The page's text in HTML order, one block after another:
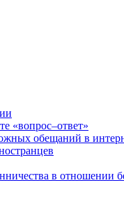
«вопрос–ответ»
обещаний в
в отношении